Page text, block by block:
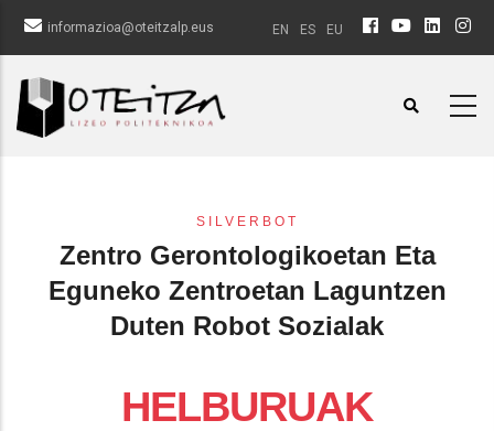
principal
informazioa@oteitzalp.eus EU
ES
EN
SILVERBOT
Zentro Gerontologikoetan Eta
Eguneko Zentroetan Laguntzen
Duten Robot Sozialak
HELBURUAK